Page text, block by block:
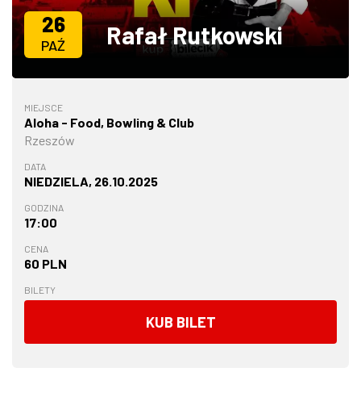
26
PAŹ Rafał Rutkowski
MIEJSCE
Aloha - Food, Bowling & Club
Rzeszów
DATA
NIEDZIELA, 26.10.2025
GODZINA
17:00
CENA
60 PLN
BILETY
KUB BILET